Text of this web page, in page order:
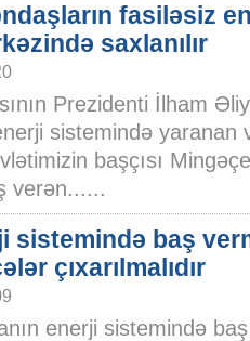
fasiləsiz
saxlanılır
Prezidenti İlham
sistemində yaranan
başçısı
verən......
sistemində baş
çıxarılmalıdır
enerji sistemində